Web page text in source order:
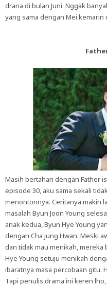
drana di bulan Juni. Nggak
yang sama dengan Mei kemarin
Masih bertahan dengan Father
episode 30, aku sama sekali
menontonnya. Ceritanya makin
masalah Byun Joon Young
anak kedua, Byun Hye Young
dengan Cha Jung Hwan. Meski
dan tidak mau menikah,
Hye Young setuju menikah
ibaratnya masa percobaan gitu.
Tapi penulis drama ini keren